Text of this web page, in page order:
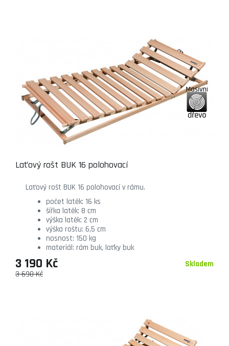
Laťový rošt BUK 16 polohovací
Laťový rošt BUK 16 polohovací v rámu.
počet latěk: 16 ks
šířka latěk: 8 cm
výška latěk: 2 cm
výška roštu: 6,5 cm
nosnost: 150 kg
materiál: rám buk, laťky buk
Skladem
3 690 Kč
3 190 Kč